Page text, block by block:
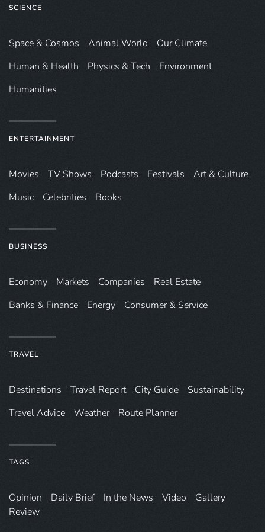
SCIENCE
Space & Cosmos Animal World
Our Climate
Human & Health
Physics & Tech
Environment
Humanities
ENTERTAINMENT
Movies TV Shows Podcasts Festivals
Art & Culture
Music
Celebrities Books
BUSINESS
Economy Markets Companies
Real Estate
Banks & Finance
Energy Consumer & Service
TRAVEL
Destinations Travel Report City Guide
Sustainability
Travel Advice
Weather Route Planner
TAGS
Opinion Daily Brief In the News Video
Gallery
Review